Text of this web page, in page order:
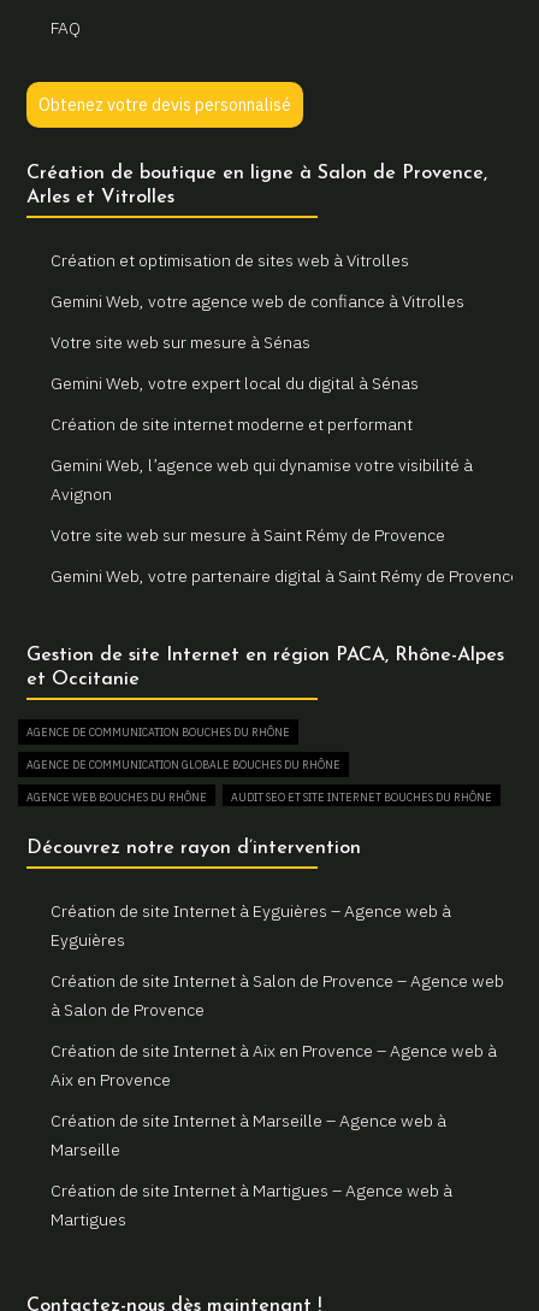
FAQ
Obtenez votre devis personnalisé
Création de boutique en ligne à Salon de Provence,
Arles et Vitrolles
Création et optimisation de sites web à Vitrolles
Gemini Web, votre agence web de confiance à Vitrolles
Votre site web sur mesure à Sénas
Gemini Web, votre expert local du digital à Sénas
Création de site internet moderne et performant
Gemini Web, l’agence web qui dynamise votre visibilité à
Avignon
Votre site web sur mesure à Saint Rémy de Provence
Gemini Web, votre partenaire digital à Saint Rémy de Provence
Votre agence web locale Gemini Web à Arles
Création et refonte de sites internet à Martigues
Gemini Web, votre agence web à Martigues
Un site web sur mesure pour votre activité à Aix en Provence
Provence
Gestion de site Internet en région PACA, Rhône-Alpes
et Occitanie
AGENCE DE COMMUNICATION BOUCHES DU RHÔNE
AGENCE DE COMMUNICATION GLOBALE BOUCHES DU RHÔNE
AGENCE WEB BOUCHES DU RHÔNE AUDIT SEO ET SITE INTERNET BOUCHES DU RHÔNE
CRÉATEUR DE SITE WEB BOUCHES DU RHÔNE
CRÉATION DE SITE INTERNET BOUCHES DU RHÔNE
CRÉATION DE SITE INTERNET PAS CHER BOUCHES DU RHÔNE
CRÉATION DE SITE INTERNET POUR AGENCE IMMOBILIÈRE BOUCHES DU RHÔNE
CRÉATION DE SITE INTERNET POUR ARCHITECTE BOUCHES DU RHÔNE
CRÉATION DE SITE INTERNET POUR ARTISAN BOUCHES DU RHÔNE
Découvrez notre rayon d’intervention
Création de site Internet à Eyguières – Agence web à
Eyguières
Création de site Internet à Salon de Provence – Agence web
à Salon de Provence
Création de site Internet à Aix en Provence – Agence web à
Aix en Provence
Création de site Internet à Marseille – Agence web à
Marseille
Création de site Internet à Martigues – Agence web à
Martigues
Création de site Internet à Saint Rémy de Provence – Agence
Contactez-nous dès maintenant !